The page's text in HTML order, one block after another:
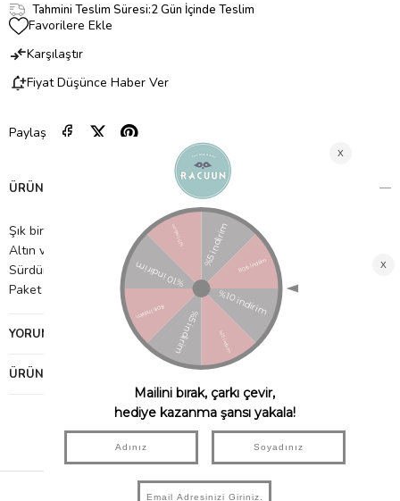
Tahmini Teslim Süresi:2 Gün İçinde Teslim
Favorilere Ekle
Karşılaştır
Fiyat Düşünce Haber Ver
Paylaş
ÜRÜN ÖZELLIKLERI
Şık bir zarf içerisinde gelir.
Altın varak detaylar
Sürdürülebilir FSC kağıdından yapılmıştır.
Paket Boyutu: 279mm x 451mm x 6mm
YORUMLAR
ÜRÜN ÖNERILERI